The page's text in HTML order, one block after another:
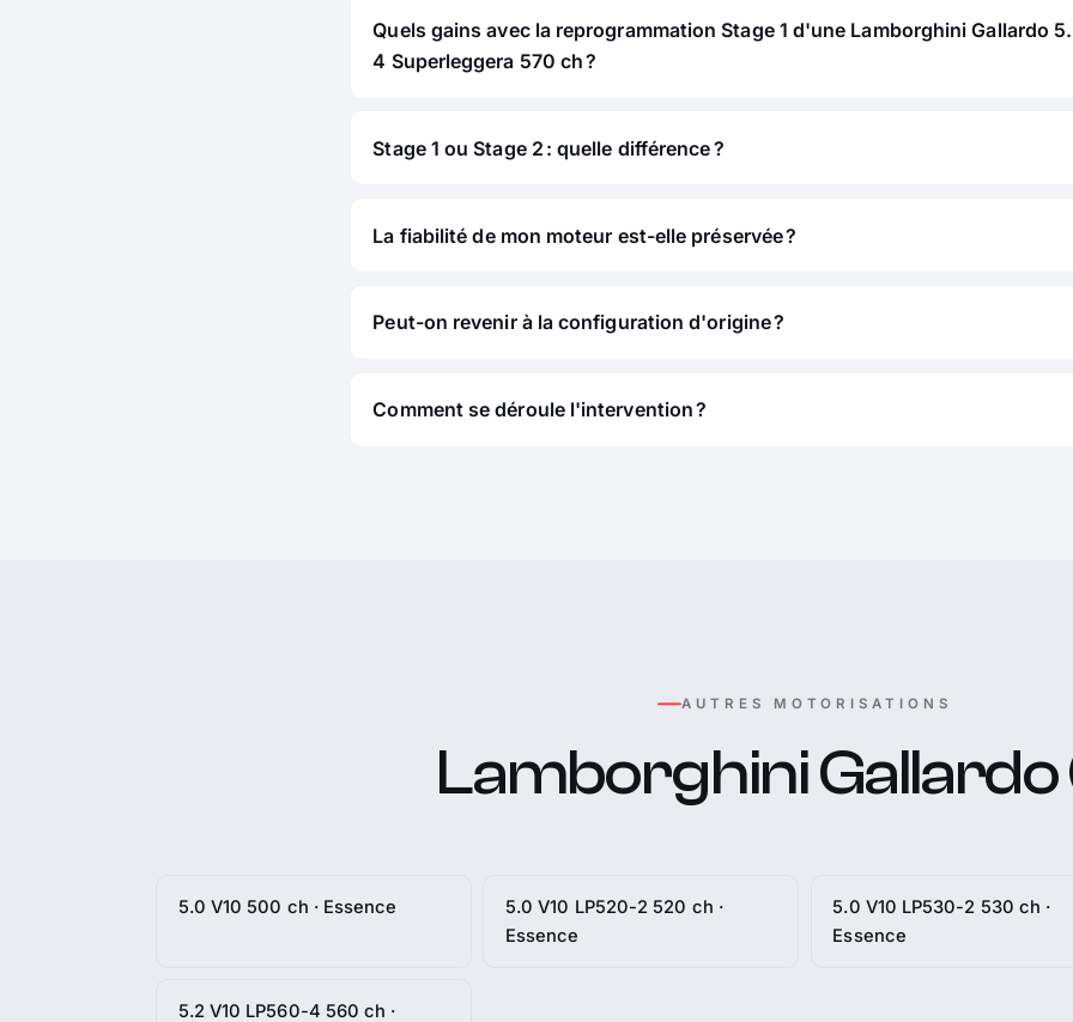
Quels gains avec la reprogrammation Stage 1 d'une Lamborghini Gallardo
4 Superleggera 570 ch ?
Stage 1 ou Stage 2 : quelle différence ?
La fiabilité de mon moteur est-elle préservée ?
Peut-on revenir à la configuration d'origine ?
Comment se déroule l'intervention ?
AUTRES MOTORISATIONS
Lamborghini Gallardo
5.0 V10 500 ch · Essence
5.0 V10 LP520-2 520 ch ·
Essence
5.0 V10 LP530-2 530 ch ·
Essence
5.2 V10 LP560-4 560 ch ·